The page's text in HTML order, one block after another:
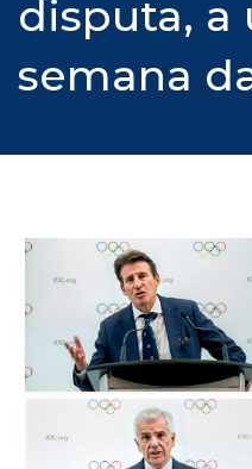
disputa, a
semana